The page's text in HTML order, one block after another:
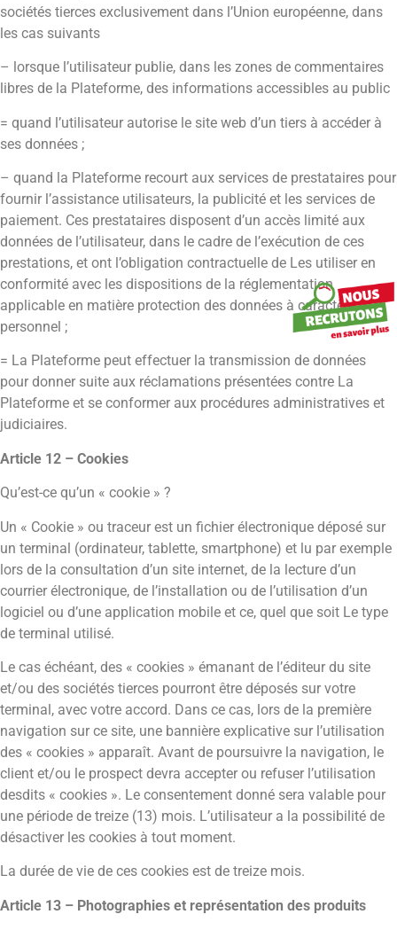
sociétés tierces exclusivement dans l’Union européenne, dans
les cas suivants
– lorsque l’utilisateur publie, dans les zones de commentaires
libres de la Plateforme, des informations accessibles au public
= quand l’utilisateur autorise le site web d’un tiers à accéder à
ses données ;
– quand la Plateforme recourt aux services de prestataires pour
fournir l’assistance utilisateurs, la publicité et les services de
paiement. Ces prestataires disposent d’un accès limité aux
données de l’utilisateur, dans le cadre de l’exécution de ces
prestations, et ont l’obligation contractuelle de Les utiliser en
conformité avec les dispositions de la réglementation
applicable en matière protection des données à caractère
personnel ;
= La Plateforme peut effectuer la transmission de données
pour donner suite aux réclamations présentées contre La
Plateforme et se conformer aux procédures administratives et
judiciaires.
Article 12 – Cookies
Qu’est-ce qu’un « cookie » ?
Un « Cookie » ou traceur est un fichier électronique déposé sur
un terminal (ordinateur, tablette, smartphone) et lu par exemple
lors de la consultation d’un site internet, de la lecture d’un
courrier électronique, de l’installation ou de l’utilisation d’un
logiciel ou d’une application mobile et ce, quel que soit Le type
de terminal utilisé.
Le cas échéant, des « cookies » émanant de l’éditeur du site
et/ou des sociétés tierces pourront être déposés sur votre
terminal, avec votre accord. Dans ce cas, lors de la première
navigation sur ce site, une bannière explicative sur l’utilisation
des « cookies » apparaît. Avant de poursuivre la navigation, le
client et/ou le prospect devra accepter ou refuser l’utilisation
desdits « cookies ». Le consentement donné sera valable pour
une période de treize (13) mois. L’utilisateur a la possibilité de
désactiver les cookies à tout moment.
La durée de vie de ces cookies est de treize mois.
Article 13 – Photographies et représentation des produits